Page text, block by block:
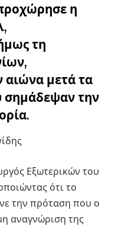
η
τη
αιώνα μετά τα
σημάδεψαν την
Εξωτερικών του
ότι το
την πρόταση που ο
αναγνώριση της